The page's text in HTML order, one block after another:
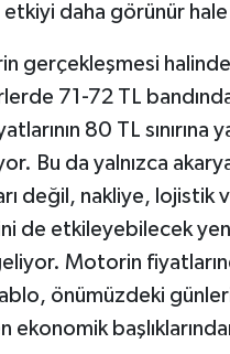
etkiyi daha görünür
gerçekleşmesi
71-72 TL
80 TL sınırına
Bu da yalnızca
değil, nakliye, lojistik
de etkileyebilecek
Motorin
önümüzdeki
ekonomik